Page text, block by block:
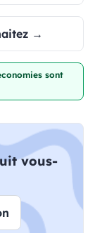
→
sont
vous-